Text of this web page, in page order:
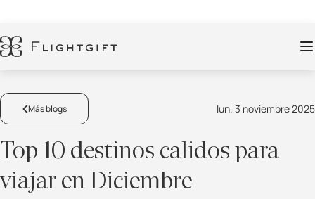
Más blogs lun. 3 noviembre 2025
Top 10 destinos calidos para
viajar en Diciembre